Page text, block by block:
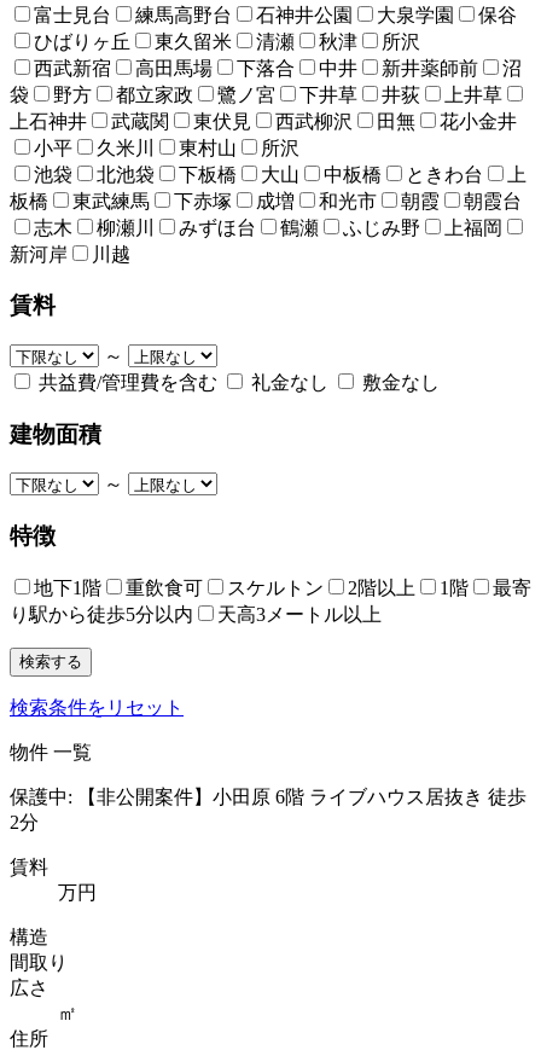
富士見台
練馬高野台 石神井公園 大泉学園
保谷
ひばりヶ丘
東久留米 清瀬 秋津
所沢
西武新宿
高田馬場 下落合 中井 新井薬師前
沼
袋
野方 都立家政 鷺ノ宮 下井草 井荻
上井草
上石神井
武蔵関 東伏見 西武柳沢 田無
花小金井
小平
久米川 東村山
所沢
池袋
北池袋 下板橋 大山 中板橋 ときわ台
上
板橋
東武練馬 下赤塚 成増 和光市 朝霞
朝霞台
志木
柳瀬川 みずほ台 鶴瀬 ふじみ野
上福岡
新河岸
川越
賃料
～
共益費/管理費を含む
礼金なし 敷金なし
建物面積
～
特徴
地下1階 重飲食可 スケルトン 2階以上 1階
最寄
り駅から徒歩5分以内
天高3メートル以上
検索条件をリセット
物件 一覧
保護中: 【非公開案件】小田原 6階 ライブハウス居抜き 徒歩
2分
賃料
万円
構造
間取り
広さ
㎡
住所